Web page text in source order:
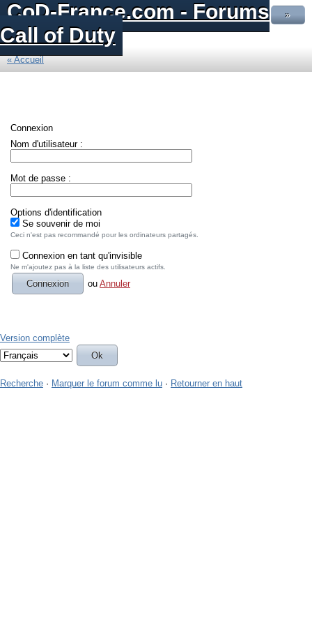
CoD-France.com - Forums
Call of Duty
»
« Accueil
Connexion
Nom d'utilisateur :
Mot de passe :
Options d'identification
Se souvenir de moi
Ceci n'est pas recommandé pour les ordinateurs partagés.
Connexion en tant qu'invisible
Ne m'ajoutez pas à la liste des utilisateurs actifs.
ou Annuler
Version complète
Recherche · Marquer le forum comme lu · Retourner en haut